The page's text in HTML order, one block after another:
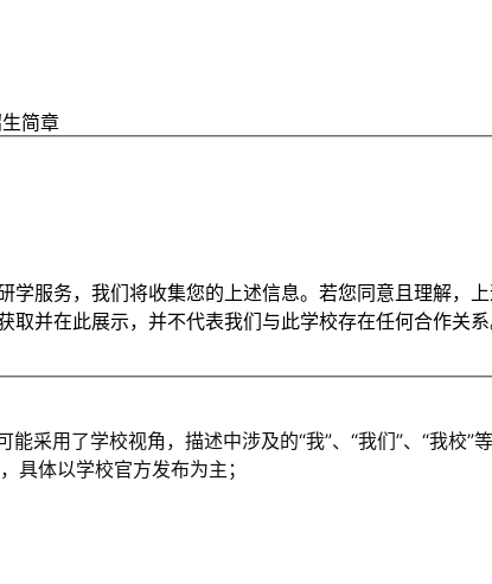
简章
服务，我们将收集您的上述信息。若您同意且理解，
取并在此展示，并不代表我们与此学校存在任何合作关
采用了学校视角，描述中涉及的“我”、“我们”、“我校”
具体以学校官方发布为主；